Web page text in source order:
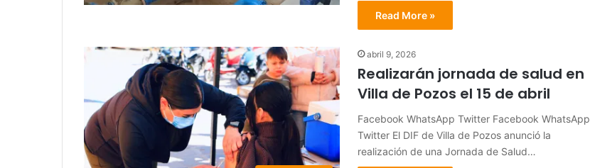
Read More »
abril 9, 2026
Realizarán jornada de salud en
Villa de Pozos el 15 de abril
Facebook WhatsApp Twitter Facebook WhatsApp
Twitter El DIF de Villa de Pozos anunció la
realización de una Jornada de Salud…